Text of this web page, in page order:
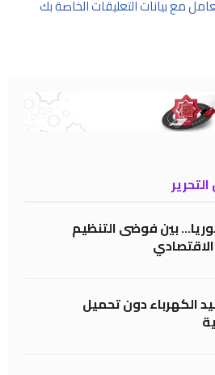
مع بيانات التعليقات الخاصة بك
بين فوضى التنظيم
الكهرباء دون تحميل